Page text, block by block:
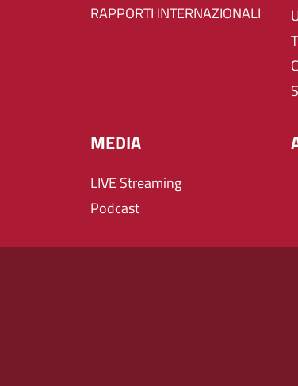
RAPPORTI INTERNAZIONALI
MEDIA
LIVE Streaming
Podcast